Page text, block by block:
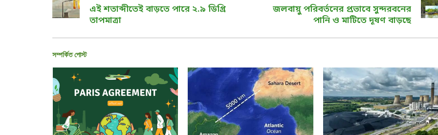
এই শতাব্দীতেই বাড়তে পারে ২.৯ ডিগ্রি
তাপমাত্রা
জলবায়ু পরিবর্তনের প্রভাবে সুন্দরবনের
পানি ও মাটিতে দূষণ বাড়ছে
সম্পর্কিত পোস্ট